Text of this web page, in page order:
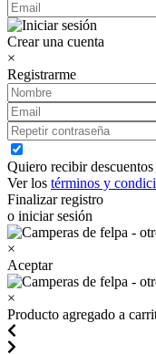
Crear una cuenta
×
Registrarme
Quiero recibir
Ver los términos y
Finalizar registro
o iniciar sesión
×
Aceptar
×
Producto agregado a